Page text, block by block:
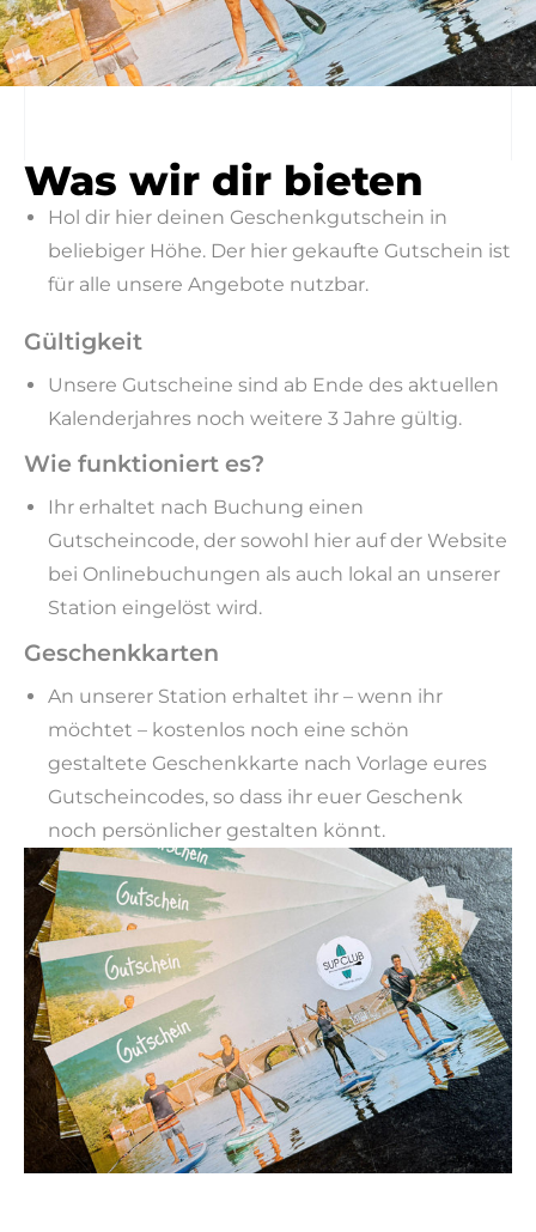
Wassererlebnisse zum
Verschenken
Was wir dir bieten
Hol dir hier deinen Geschenkgutschein in
beliebiger Höhe. Der hier gekaufte Gutschein ist
für alle unsere Angebote nutzbar.
Gültigkeit
Unsere Gutscheine sind ab Ende des aktuellen
Kalenderjahres noch weitere 3 Jahre gültig.
Wie funktioniert es?
Ihr erhaltet nach Buchung einen
Gutscheincode, der sowohl hier auf der Website
bei Onlinebuchungen als auch lokal an unserer
Station eingelöst wird.
Geschenkkarten
An unserer Station erhaltet ihr – wenn ihr
möchtet – kostenlos noch eine schön
gestaltete Geschenkkarte nach Vorlage eures
Gutscheincodes, so dass ihr euer Geschenk
noch persönlicher gestalten könnt.